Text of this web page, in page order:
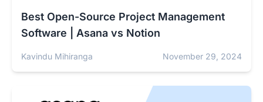
Best Open-Source Project Management
Software | Asana vs Notion
Kavindu Mihiranga November 29, 2024